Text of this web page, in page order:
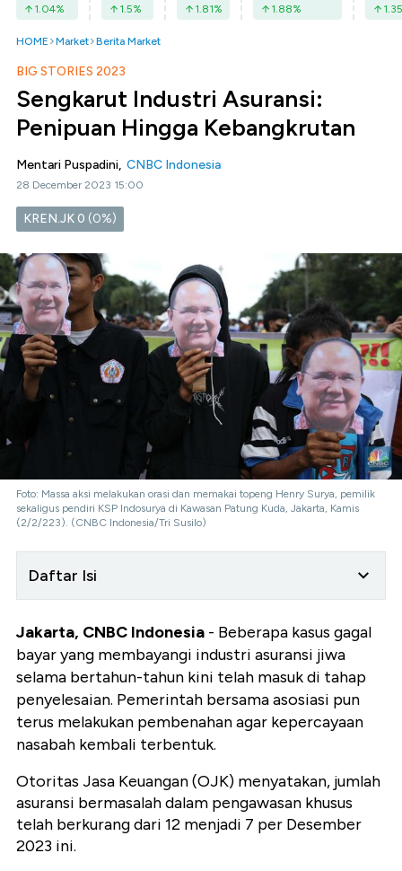
1.04% 1.5% 1.81% 1.88% 1.35
HOME Market Berita Market
BIG STORIES 2023
Sengkarut Industri Asuransi:
Penipuan Hingga Kebangkrutan
Mentari Puspadini, CNBC Indonesia
28 December 2023 15:00
KREN.JK0 (0%)
Foto: Massa aksi melakukan orasi dan memakai topeng Henry Surya, pemilik
sekaligus pendiri KSP Indosurya di Kawasan Patung Kuda, Jakarta, Kamis
(2/2/223). (CNBC Indonesia/Tri Susilo)
Daftar Isi
Jakarta, CNBC Indonesia - Beberapa kasus gagal
bayar yang membayangi industri asuransi jiwa
selama bertahun-tahun kini telah masuk di tahap
penyelesaian. Pemerintah bersama asosiasi pun
terus melakukan pembenahan agar kepercayaan
nasabah kembali terbentuk.
Otoritas Jasa Keuangan (OJK) menyatakan, jumlah
asuransi bermasalah dalam pengawasan khusus
telah berkurang dari 12 menjadi 7 per Desember
2023 ini.